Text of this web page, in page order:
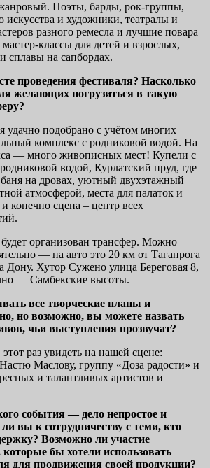
Поэты, барды, рок-группы,
искусства и художники, театралы и
разного ремесла и лучшие повара
классы для детей и взрослых,
сплавы на сапбордах.
проведения фестиваля? Насколько
желающих погрузиться в такую
подобрано с учётом многих
комплекс с родниковой водой. На
— много живописных мест! Купели с
водой, Курлатский пруд, где
на дровах, уютный двухэтажный
атмосферой, места для палаток и
конечно сцена – центр всех
организован трансфер. Можно
— на авто это 20 км от Таганрога
Дону. Хутор Сужено улица Береговая 8,
— Самбекские высоты.
все творческие планы и
но возможно, вы можете назвать
чьи выступления прозвучат?
раз увидеть на нашей сцене:
Маслову, группу «Доза радости» и
и талантливых артистов и
события — дело непростое и
вы к сотрудничеству с теми, кто
Возможно ли участие
бы хотели использовать
для продвижения своей продукции?